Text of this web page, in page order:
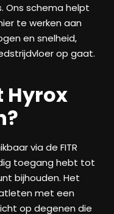
Ons schema helpt
te werken aan
en snelheid,
op gaat.
Hyrox
via de FITR
toegang hebt tot
bijhouden. Het
met een
op degenen die